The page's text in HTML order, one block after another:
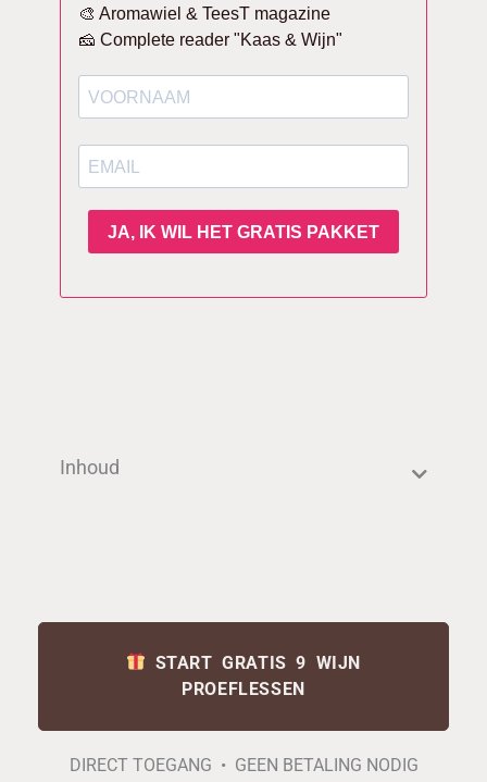
Inhoud
START GRATIS 9 WIJN
PROEFLESSEN
DIRECT TOEGANG • GEEN BETALING NODIG